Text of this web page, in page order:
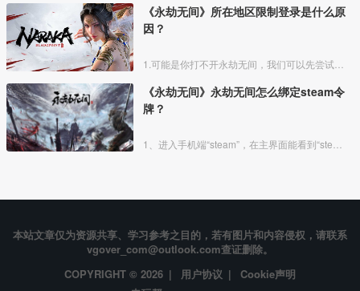
《永劫无间》所在地区限制登录是什么原
因？
《永劫无间》永劫无间怎么绑定steam令
牌？
本站文章仅为资源共享、学习参考之目的，若有图片和内容侵权，请联系
vgover_com@outlook.com查证删除。
COPYRIGHT © 2026 | 用户协议 | Cookie声明